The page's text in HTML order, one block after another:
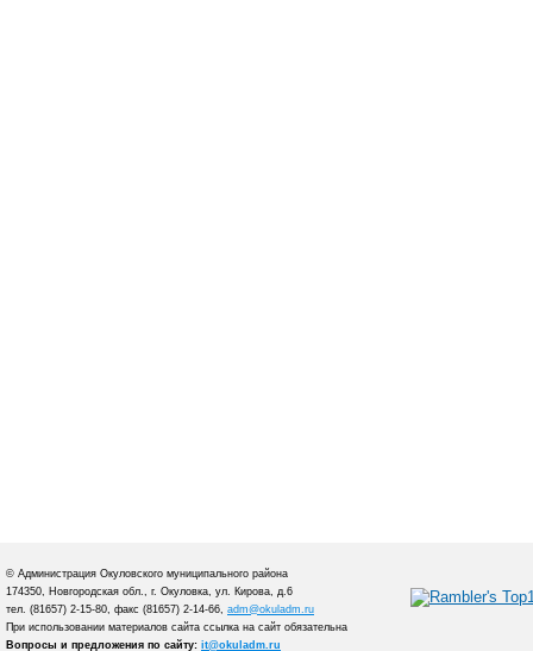
© Администрация Окуловского муниципального района
174350, Новгородская обл., г. Окуловка, ул. Кирова, д.6
тел. (81657) 2-15-80, факс (81657) 2-14-66, adm@okuladm.ru
При использовании материалов сайта ссылка на сайт обязательна
Вопросы и предложения по сайту: it@okuladm.ru